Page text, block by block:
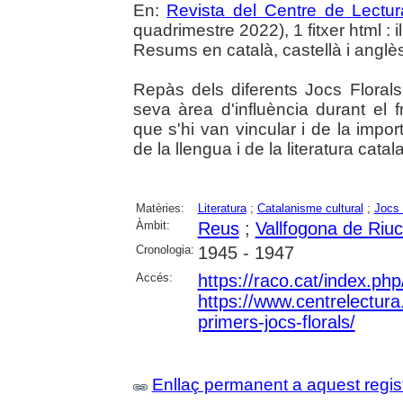
En: Revista del Centre de
quadrimestre 2022), 1 fitxer html :
Resums en català, castellà i
Repàs dels diferents Jocs
seva àrea d'influència durant el
que s'hi van vincular i de la
de la llengua i de la literatura
Matèries: Literatura; Catalanisme cultural ; Jocs
Àmbit:
Reus; Vallfogona de
Cronologia: 1945 - 1947
Accés:
https://raco.cat/
https://
primers-jocs-florals/
Enllaç permanent a aquest